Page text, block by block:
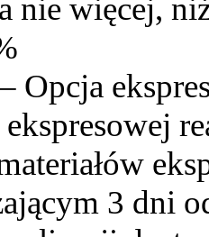
nie więcej,
Opcja
3 dni